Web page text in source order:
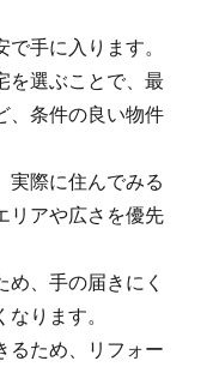
手に入ります。
を選ぶことで、最
、条件の良い物件
実際に住んでみる
リアや広さを優先
め、手の届きにく
ります。
るため、リフォー